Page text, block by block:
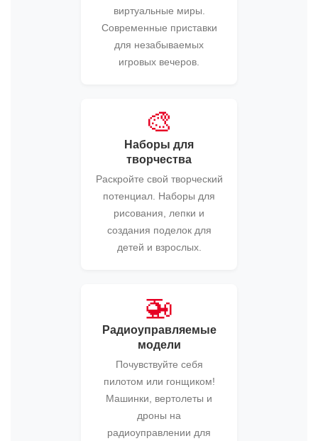
виртуальные миры.
Современные приставки
для незабываемых
игровых вечеров.
🎨
Наборы для
творчества
Раскройте свой творческий
потенциал. Наборы для
рисования, лепки и
создания поделок для
детей и взрослых.
🚁
Радиоуправляемые
модели
Почувствуйте себя
пилотом или гонщиком!
Машинки, вертолеты и
дроны на
радиоуправлении для